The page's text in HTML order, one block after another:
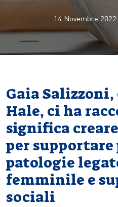
14 Novembre 2022
Gaia
Hale, ci ha
significa
per supportare
patologie
femminile e
sociali